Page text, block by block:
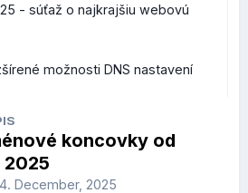
- súťaž o najkrajšiu webovú
možnosti DNS nastavení
koncovky od
2025
4. December, 2025